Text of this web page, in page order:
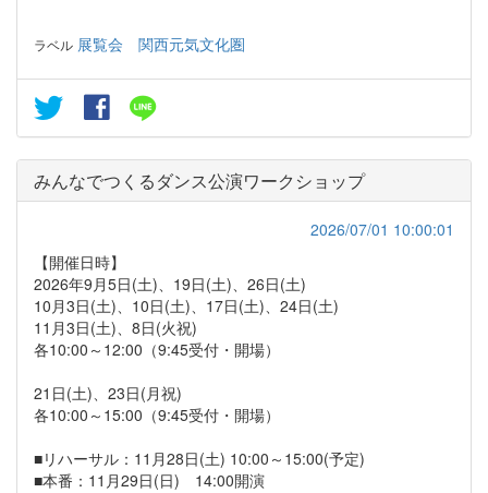
ラベル 展覧会 関西元気文化圏
みんなでつくるダンス公演ワークショップ
2026/07/01 10:00:01
【開催日時】
2026年9月5日(土)、19日(土)、26日(土)
10月3日(土)、10日(土)、17日(土)、24日(土)
11月3日(土)、8日(火祝)
各10:00～12:00（9:45受付・開場）
21日(土)、23日(月祝)
各10:00～15:00（9:45受付・開場）
■リハーサル：11月28日(土) 10:00～15:00(予定)
■本番：11月29日(日) 14:00開演